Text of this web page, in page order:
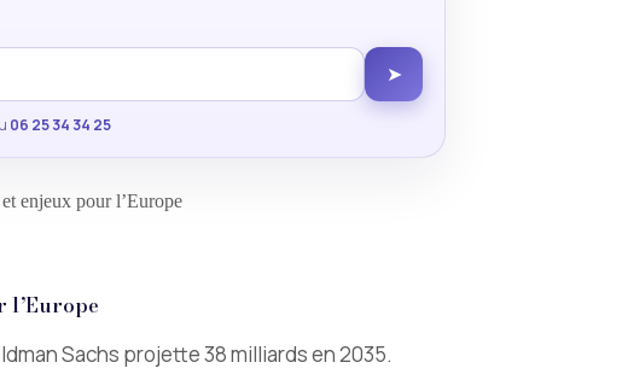
➤
06 25 34 34 25
enjeux pour l’Europe
l’Europe
Sachs projette 38 milliards en 2035.